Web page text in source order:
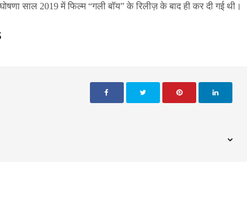
साल 2019 में फिल्म “गली बॉय” के रिलीज़ के बाद ही कर दी गई थी।